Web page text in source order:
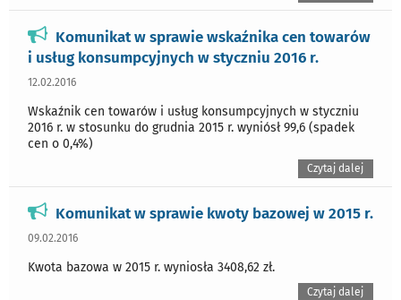
Komunikat w sprawie wskaźnika cen towarów
i usług konsumpcyjnych w styczniu 2016 r.
12.02.2016
Wskaźnik cen towarów i usług konsumpcyjnych w styczniu
2016 r. w stosunku do grudnia 2015 r. wyniósł 99,6 (spadek
cen o 0,4%)
Czytaj dalej
Komunikat w sprawie kwoty bazowej w 2015 r.
09.02.2016
Kwota bazowa w 2015 r. wyniosła 3408,62 zł.
Czytaj dalej